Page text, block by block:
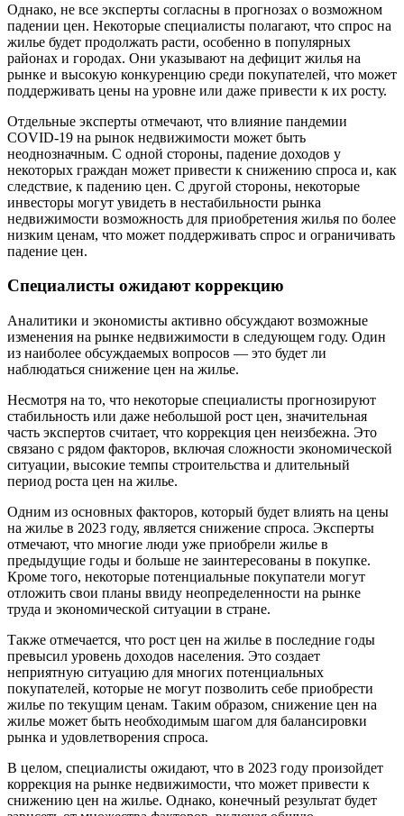
Однако, не все эксперты согласны в прогнозах о возможном
падении цен. Некоторые специалисты полагают, что спрос на
жилье будет продолжать расти, особенно в популярных
районах и городах. Они указывают на дефицит жилья на
рынке и высокую конкуренцию среди покупателей, что может
поддерживать цены на уровне или даже привести к их росту.
Отдельные эксперты отмечают, что влияние пандемии
COVID-19 на рынок недвижимости может быть
неоднозначным. С одной стороны, падение доходов у
некоторых граждан может привести к снижению спроса и, как
следствие, к падению цен. С другой стороны, некоторые
инвесторы могут увидеть в нестабильности рынка
недвижимости возможность для приобретения жилья по более
низким ценам, что может поддерживать спрос и ограничивать
падение цен.
Специалисты ожидают коррекцию
Аналитики и экономисты активно обсуждают возможные
изменения на рынке недвижимости в следующем году. Один
из наиболее обсуждаемых вопросов — это будет ли
наблюдаться снижение цен на жилье.
Несмотря на то, что некоторые специалисты прогнозируют
стабильность или даже небольшой рост цен, значительная
часть экспертов считает, что коррекция цен неизбежна. Это
связано с рядом факторов, включая сложности экономической
ситуации, высокие темпы строительства и длительный
период роста цен на жилье.
Одним из основных факторов, который будет влиять на цены
на жилье в 2023 году, является снижение спроса. Эксперты
отмечают, что многие люди уже приобрели жилье в
предыдущие годы и больше не заинтересованы в покупке.
Кроме того, некоторые потенциальные покупатели могут
отложить свои планы ввиду неопределенности на рынке
труда и экономической ситуации в стране.
Также отмечается, что рост цен на жилье в последние годы
превысил уровень доходов населения. Это создает
неприятную ситуацию для многих потенциальных
покупателей, которые не могут позволить себе приобрести
жилье по текущим ценам. Таким образом, снижение цен на
жилье может быть необходимым шагом для балансировки
рынка и удовлетворения спроса.
В целом, специалисты ожидают, что в 2023 году произойдет
коррекция на рынке недвижимости, что может привести к
снижению цен на жилье. Однако, конечный результат будет